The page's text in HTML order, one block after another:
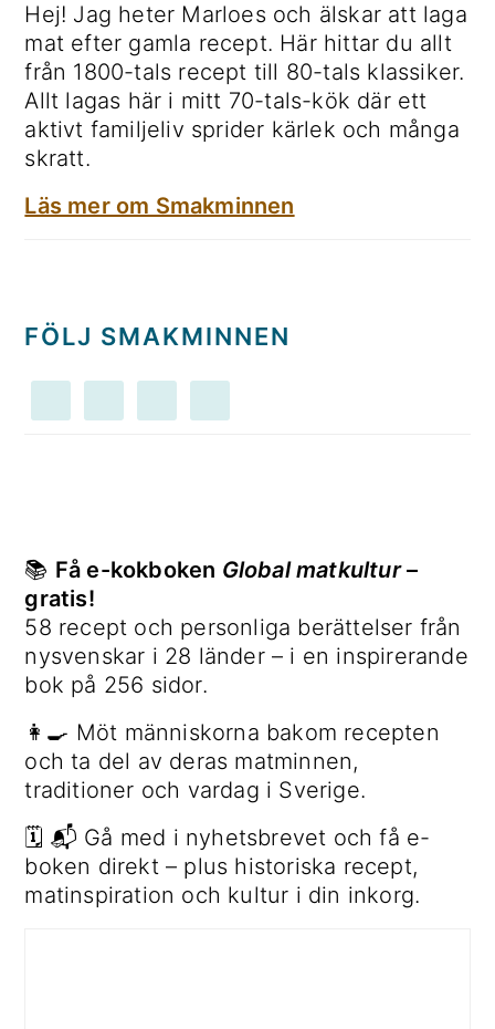
Hej! Jag heter Marloes och älskar att laga
mat efter gamla recept. Här hittar du allt
från 1800-tals recept till 80-tals klassiker.
Allt lagas här i mitt 70-tals-kök där ett
aktivt familjeliv sprider kärlek och många
skratt.
Läs mer om Smakminnen
FÖLJ SMAKMINNEN
📚 Få e-kokboken Global matkultur–
gratis!
58 recept och personliga berättelser från
nysvenskar i 28 länder – i en inspirerande
bok på 256 sidor.
👩‍🍳 Möt människorna bakom recepten
och ta del av deras matminnen,
traditioner och vardag i Sverige.
🗓 📬 Gå med i nyhetsbrevet och få e-
boken direkt – plus historiska recept,
matinspiration och kultur i din inkorg.